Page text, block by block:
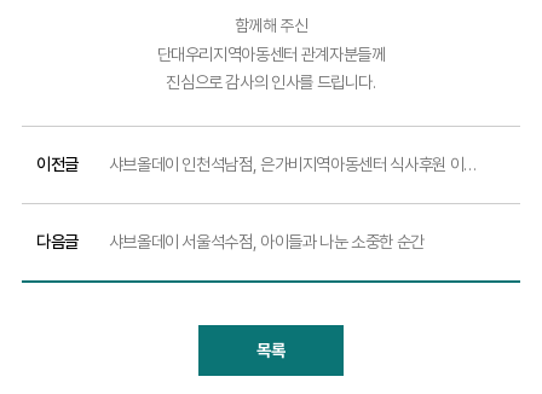
함께해 주신
단대우리지역아동센터 관계자분들께
진심으로 감사의 인사를 드립니다.
이전글 샤브올데이 인천석남점, 은가비지역아동센터 식사후원 이야기
다음글 샤브올데이 서울석수점, 아이들과 나눈 소중한 순간
목록